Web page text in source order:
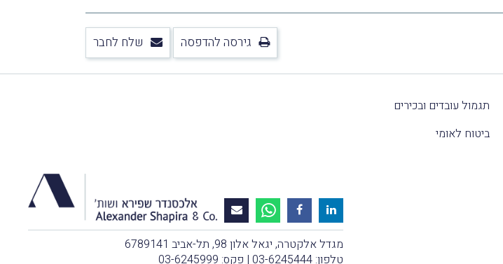
גירסה להדפסה שלח לחבר
תגמול עובדים ובכירים
ביטוח לאומי
מגדל אלקטרה, יגאל אלון 98, תל-אביב 6789141
טלפון: 03-6245444 | פקס: 03-6245999